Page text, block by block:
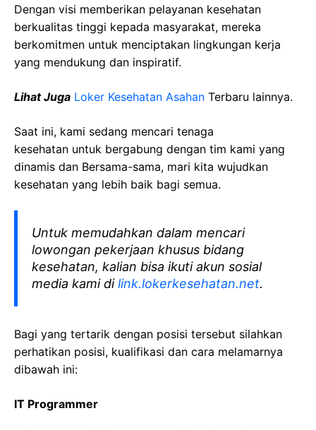
Dengan visi memberikan pelayanan kesehatan
berkualitas tinggi kepada masyarakat, mereka
berkomitmen untuk menciptakan lingkungan kerja
yang mendukung dan inspiratif.
Lihat Juga Loker Kesehatan Asahan Terbaru lainnya.
Saat ini, kami sedang mencari tenaga
kesehatan untuk bergabung dengan tim kami yang
dinamis dan Bersama-sama, mari kita wujudkan
kesehatan yang lebih baik bagi semua.
Untuk memudahkan dalam mencari
lowongan pekerjaan khusus bidang
kesehatan, kalian bisa ikuti akun sosial
media kami dilink.lokerkesehatan.net.
Bagi yang tertarik dengan posisi tersebut silahkan
perhatikan posisi, kualifikasi dan cara melamarnya
dibawah ini:
IT Programmer